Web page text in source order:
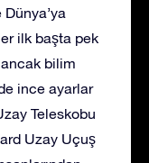
ilk başta pek
bilim
ince ayarlar
Teleskobu
Uzay Uçuş